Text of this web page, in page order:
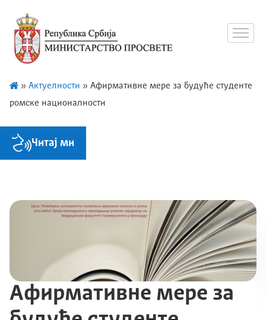
» Актуелности » Афирмативне мере за будуће студенте
ромске националности
Читај ми
Афирмативне мере за